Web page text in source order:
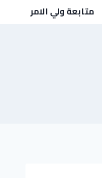
متابعة ولي الامر